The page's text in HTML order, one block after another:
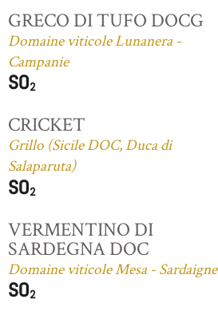
GRECO DI TUFO DOCG
Domaine viticole Lunanera -
Campanie
CRICKET
Grillo (Sicile DOC, Duca di
Salaparuta)
VERMENTINO DI
SARDEGNA DOC
Domaine viticole Mesa - Sardaigne